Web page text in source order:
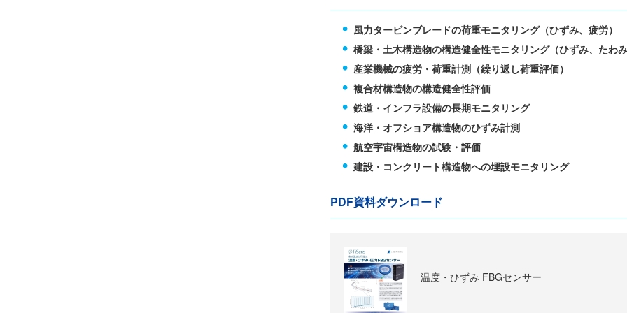
風力タービンブレードの荷重モニタリング（ひずみ、疲労）
橋梁・土木構造物の構造健全性モニタリング（ひずみ、たわみ
産業機械の疲労・荷重計測（繰り返し荷重評価）
複合材構造物の構造健全性評価
鉄道・インフラ設備の長期モニタリング
海洋・オフショア構造物のひずみ計測
航空宇宙構造物の試験・評価
建設・コンクリート構造物への埋設モニタリング
PDF資料ダウンロード
温度・ひずみ FBGセンサー